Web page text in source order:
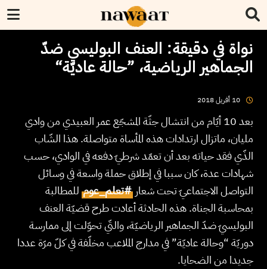
نواة في دقيقة: العنف البوليسي ضدّ
الجماهير الرياضية، ”حالة عاديّة“
10 أفريل2018
بعد 10 أيّام من انتشال جثّة المشجّع عمر العبيدي من وادي
مليان، ماتزال ارتدادات هذه المأساة متواصلة. هذا الشّاب
الذّي فقد حياته بعد أن تعمّد شرطيّ دفعه في الوادي، حسب
شهادات عدة، كان سببا في إطلاق حملة واسعة في وسائل
التواصل الاجتماعيّ تحت شعار #تعلم_عوم للمطالبة
بمحاسبة الجناة. هذه الحادثة أعادت طرح قضيّة العنف
البوليسيّ ضدّ الجماهير الرياضيّة، والتّي تحوّلت إلى ممارسة
دوريّة “وحالة عاديّة” في مدارج الملاعب مخلّفة في كلّ مرّة عددا
جديدا من الضحايا.